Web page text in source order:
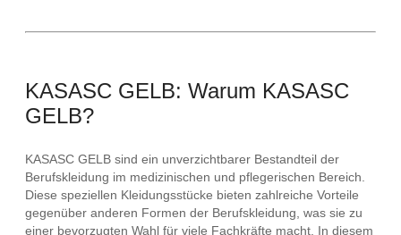
KASASC GELB: Warum KASASC
GELB?
KASASC GELB sind ein unverzichtbarer Bestandteil der
Berufskleidung im medizinischen und pflegerischen Bereich.
Diese speziellen Kleidungsstücke bieten zahlreiche Vorteile
gegenüber anderen Formen der Berufskleidung, was sie zu
einer bevorzugten Wahl für viele Fachkräfte macht. In diesem